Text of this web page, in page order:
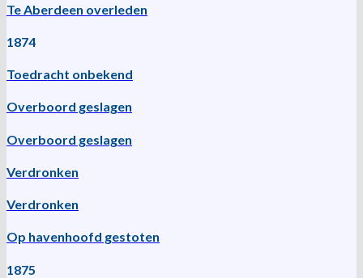
Te Aberdeen overleden
1874
Toedracht onbekend
Overboord geslagen
Overboord geslagen
Verdronken
Verdronken
Op havenhoofd gestoten
1875